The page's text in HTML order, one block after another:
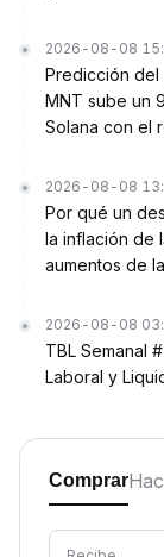
2026-08-08
Predicción
MNT sube un
Solana con el
2026-08-08
Por qué un
la inflación de
aumentos de
2026-08-08
TBL Semanal
Laboral y
Comprar